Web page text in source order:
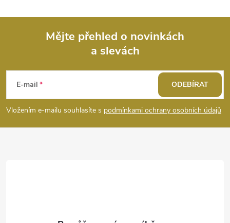
p
a
Mějte přehled o novinkách
a slevách
E-mail
Vložením e-mailu souhlasíte s podmínkami ochrany osobních údajů
ODEBÍRAT